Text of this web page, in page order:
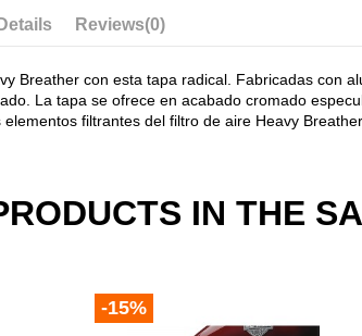
Reviews(0)
Breather con esta tapa radical. Fabricadas con
La tapa se ofrece en acabado cromado
filtrantes del filtro de aire Heavy
IN THE
-15%